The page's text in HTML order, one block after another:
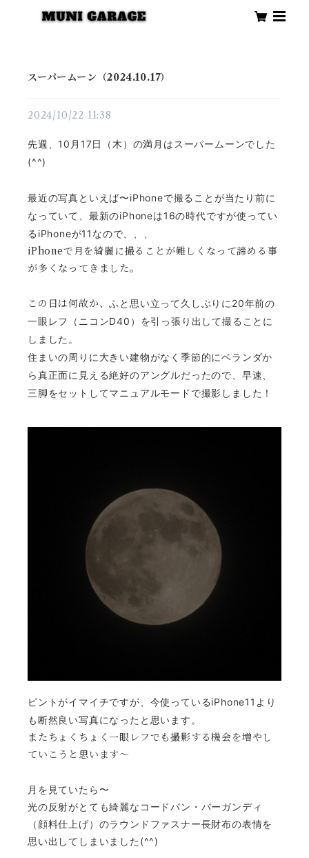
スーパームーン（2024.10.17）
2024/10/22 11:38
先週、10月17日（木）の満月はスーパームーンでした
(^^)
最近の写真といえば〜iPhoneで撮ることが当たり前に
なっていて、 最新のiPhoneは16の時代ですが使ってい
るiPhoneが11なので、、、
iPhoneで月を綺麗に撮ることが難しくなって諦める事
が多くなってきました。
この日は何故か、ふと思い立って久しぶりに20年前の
一眼レフ（ニコンD40）を引っ張り出して撮ることに
しました。
住まいの周りに大きい建物がなく季節的にベランダか
ら真正面に見える絶好のアングルだったので、早速、
三脚をセットしてマニュアルモードで撮影しました！
ピントがイマイチですが、今使っているiPhone11より
も断然良い写真になったと思います。
またちょくちょく一眼レフでも撮影する機会を増やし
ていこうと思います〜
月を見ていたら〜
光の反射がとても綺麗なコードバン・バーガンディ
（顔料仕上げ）のラウンドファスナー長財布の表情を
思い出してしまいました(^^)